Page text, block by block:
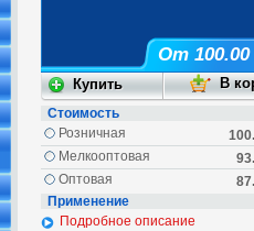
От 100.00
Стоимость
Розничная
Мелкооптовая
Оптовая
Применение
Подробное описание